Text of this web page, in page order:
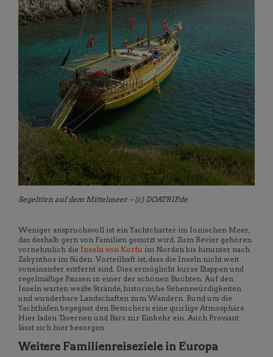
Segeltörn auf dem Mittelmeer – (c) DOATRIP.de
Weniger anspruchsvoll ist ein Yachtcharter im Ionischen Meer,
das deshalb gern von Familien genutzt wird. Zum Revier gehören
vornehmlich die Inseln von Korfu im Norden bis hinunter nach
Zakynthos im Süden. Vorteilhaft ist, dass die Inseln nicht weit
voneinander entfernt sind. Dies ermöglicht kurze Etappen und
regelmäßige Pausen in einer der schönen Buchten. Auf den
Inseln warten weiße Strände, historische Sehenswürdigkeiten
und wunderbare Landschaften zum Wandern. Rund um die
Yachthäfen begegnet den Besuchern eine quirlige Atmosphäre.
Hier laden Tavernen und Bars zur Einkehr ein. Auch Proviant
lässt sich hier besorgen.
Weitere Familienreiseziele in Europa